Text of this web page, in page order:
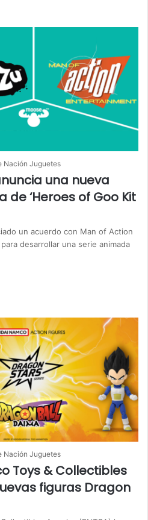
Nación Juguetes
una nueva
de ‘Heroes of Goo Kit
un acuerdo con Man of Action
desarrollar una serie animada
Nación Juguetes
Toys & Collectibles
figuras Dragon